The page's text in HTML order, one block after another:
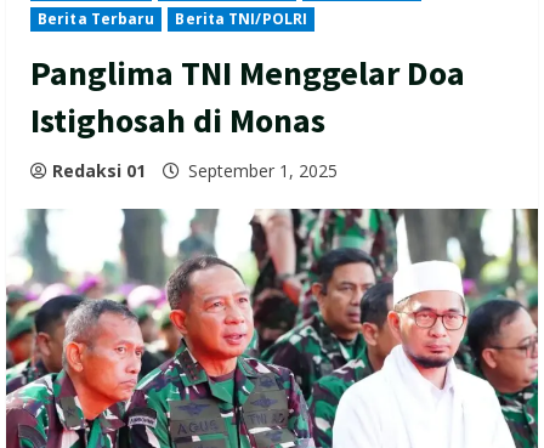
Berita Terbaru
Berita TNI/POLRI
Panglima TNI Menggelar Doa
Istighosah di Monas
Redaksi 01 September 1, 2025